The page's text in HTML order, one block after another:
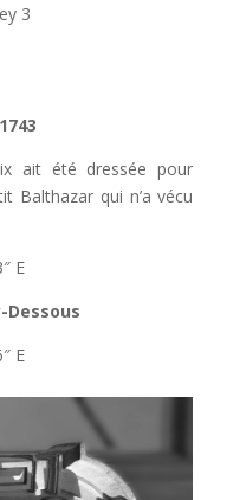
3
ait été dressée pour
Balthazar qui n’a vécu
E
Dessous
E